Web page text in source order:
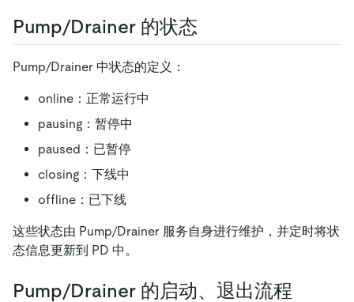
Pump/Drainer 的状态
Pump/Drainer 中状态的定义：
online：正常运行中
pausing：暂停中
paused：已暂停
closing：下线中
offline：已下线
这些状态由 Pump/Drainer 服务自身进行维护，并定时将状
态信息更新到 PD 中。
Pump/Drainer 的启动、退出流程